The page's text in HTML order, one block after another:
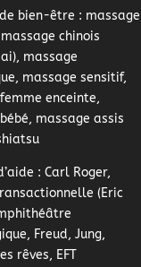
bien-être : massage
chinois
massage
massage sensitif,
enceinte,
massage assis
: Carl Roger,
(Eric
Freud, Jung,
rêves, EFT